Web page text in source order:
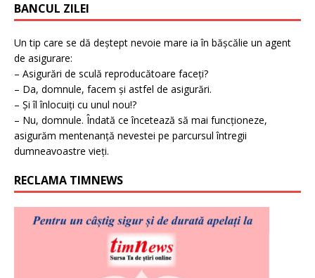
BANCUL ZILEI
Un tip care se dă deștept nevoie mare ia în bășcălie un agent
de asigurare:
– Asigurări de sculă reproducătoare faceți?
– Da, domnule, facem și astfel de asigurări.
– Și îl înlocuiți cu unul nou!?
– Nu, domnule. Îndată ce încetează să mai funcționeze,
asigurăm mentenanță nevestei pe parcursul întregii
dumneavoastre vieți.
RECLAMA TIMNEWS